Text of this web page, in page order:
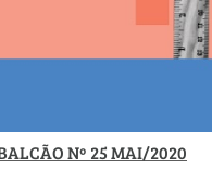
Nº 25 MAI/2020